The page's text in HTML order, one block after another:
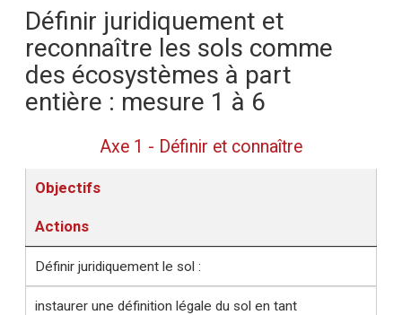
Définir juridiquement et
reconnaître les sols comme
des écosystèmes à part
entière : mesure 1 à 6
Axe 1 - Définir et connaître
Objectifs
Actions
Définir juridiquement le sol :
instaurer une définition légale du sol en tant